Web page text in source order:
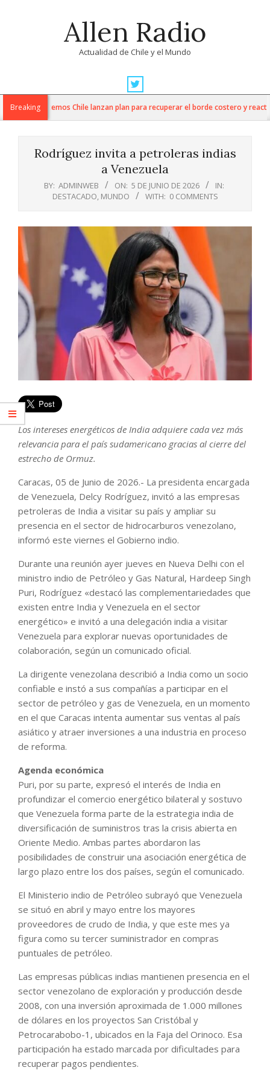
Allen Radio
Actualidad de Chile y el Mundo
Navigation
MenuBreaking
Levantemos Chile lanzan plan para recuperar el borde costero y
Rodríguez invita a petroleras indias
a Venezuela
BY: ADMINWEB ON: 5 DE JUNIO DE 2026
IN:
DESTACADO, MUNDO WITH: 0 COMMENTS
Los intereses energéticos de India adquiere cada vez más
relevancia para el país sudamericano gracias al cierre del
estrecho de Ormuz.
Caracas, 05 de Junio de 2026.- La presidenta encargada
de Venezuela, Delcy Rodríguez, invitó a las empresas
petroleras de India a visitar su país y ampliar su
presencia en el sector de hidrocarburos venezolano,
informó este viernes el Gobierno indio.
Durante una reunión ayer jueves en Nueva Delhi con el
ministro indio de Petróleo y Gas Natural, Hardeep Singh
Puri, Rodríguez «destacó las complementariedades que
existen entre India y Venezuela en el sector
energético» e invitó a una delegación india a visitar
Venezuela para explorar nuevas oportunidades de
colaboración, según un comunicado oficial.
La dirigente venezolana describió a India como un socio
confiable e instó a sus compañías a participar en el
sector de petróleo y gas de Venezuela, en un momento
en el que Caracas intenta aumentar sus ventas al país
asiático y atraer inversiones a una industria en proceso
de reforma.
Agenda económica
Puri, por su parte, expresó el interés de India en
profundizar el comercio energético bilateral y sostuvo
que Venezuela forma parte de la estrategia india de
diversificación de suministros tras la crisis abierta en
Oriente Medio. Ambas partes abordaron las
posibilidades de construir una asociación energética de
largo plazo entre los dos países, según el comunicado.
El Ministerio indio de Petróleo subrayó que Venezuela
se situó en abril y mayo entre los mayores
proveedores de crudo de India, y que este mes ya
figura como su tercer suministrador en compras
puntuales de petróleo.
Las empresas públicas indias mantienen presencia en el
sector venezolano de exploración y producción desde
2008, con una inversión aproximada de 1.000 millones
de dólares en los proyectos San Cristóbal y
Petrocarabobo-1, ubicados en la Faja del Orinoco. Esa
participación ha estado marcada por dificultades para
recuperar pagos pendientes.